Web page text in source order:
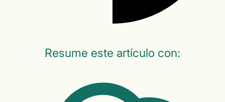
Resume este artículo con: